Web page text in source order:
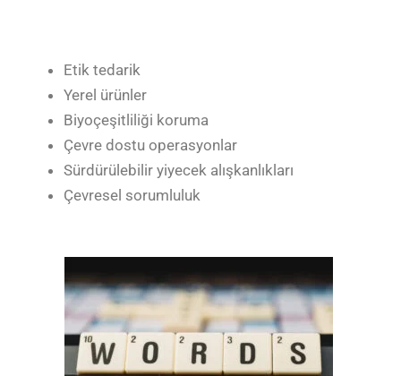
Etik tedarik
Yerel ürünler
Biyoçeşitliliği koruma
Çevre dostu operasyonlar
Sürdürülebilir yiyecek alışkanlıkları
Çevresel sorumluluk